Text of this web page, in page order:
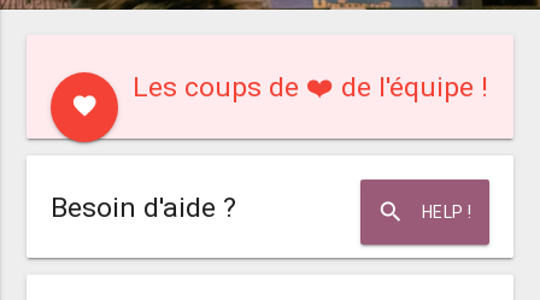
favorite
Les coups de ❤️ de l'équipe !
search HELP !
Besoin d'aide ?